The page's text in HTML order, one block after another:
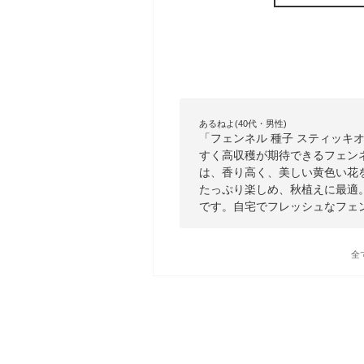
あるねよ(40代・男性)
「フェンネル 種子 スティッキ
すく高収穫が期待できるフェ
は、香り高く、美しい黄色い
たっぷり楽しめ、秋植えに最
です。自宅でフレッシュなフ
全